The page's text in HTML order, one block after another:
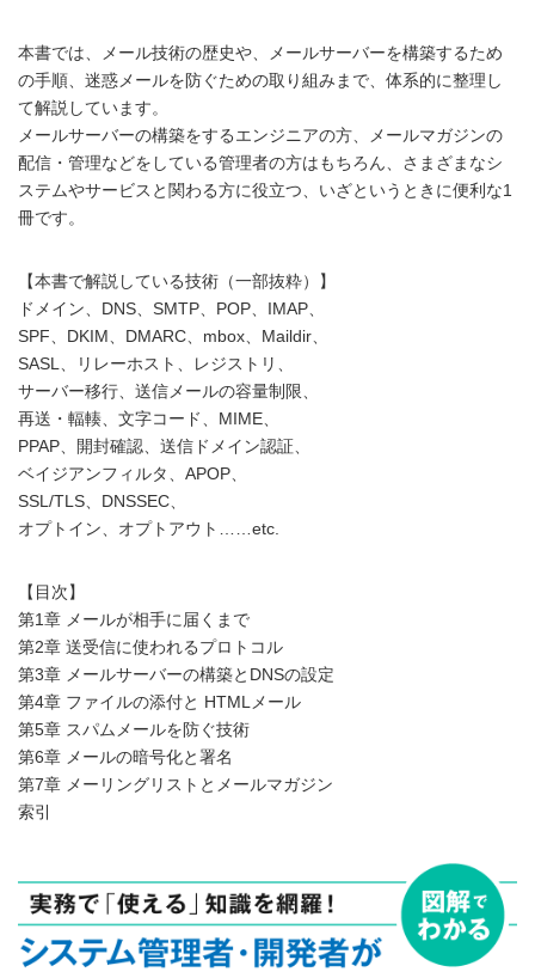
本書では、メール技術の歴史や、メールサーバーを構築するため
の手順、迷惑メールを防ぐための取り組みまで、体系的に整理し
て解説しています。
メールサーバーの構築をするエンジニアの方、メールマガジンの
配信・管理などをしている管理者の方はもちろん、さまざまなシ
ステムやサービスと関わる方に役立つ、いざというときに便利な1
冊です。
【本書で解説している技術（一部抜粋）】
ドメイン、DNS、SMTP、POP、IMAP、
SPF、DKIM、DMARC、mbox、Maildir、
SASL、リレーホスト、レジストリ、
サーバー移行、送信メールの容量制限、
再送・輻輳、文字コード、MIME、
PPAP、開封確認、送信ドメイン認証、
ベイジアンフィルタ、APOP、
SSL/TLS、DNSSEC、
オプトイン、オプトアウト……etc.
【目次】
第1章 メールが相手に届くまで
第2章 送受信に使われるプロトコル
第3章 メールサーバーの構築とDNSの設定
第4章 ファイルの添付と HTMLメール
第5章 スパムメールを防ぐ技術
第6章 メールの暗号化と署名
第7章 メーリングリストとメールマガジン
索引